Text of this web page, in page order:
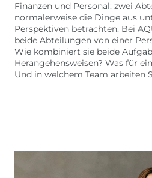
Finanzen und Personal: zwei
normalerweise die Dinge aus
Perspektiven betrachten. Bei
beide Abteilungen von einer
Wie kombiniert sie beide
Herangehensweisen? Was für
Und in welchem Team arbeiten